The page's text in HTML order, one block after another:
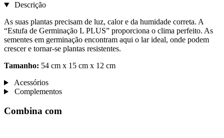
Descrição
As suas plantas precisam de luz, calor e da humidade correta. A
“Estufa de Germinação L PLUS” proporciona o clima perfeito. As
sementes em germinação encontram aqui o lar ideal, onde podem
crescer e tornar-se plantas resistentes.
Tamanho: 54 cm x 15 cm x 12 cm
Acessórios
Complementos
Combina com